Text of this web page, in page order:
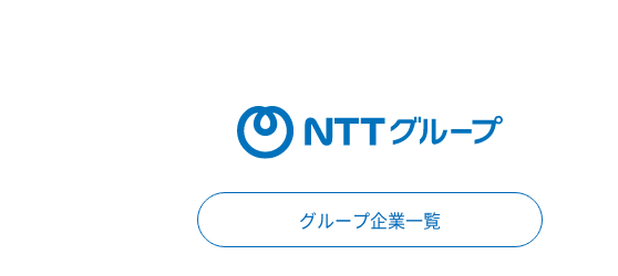
グループ企業一覧